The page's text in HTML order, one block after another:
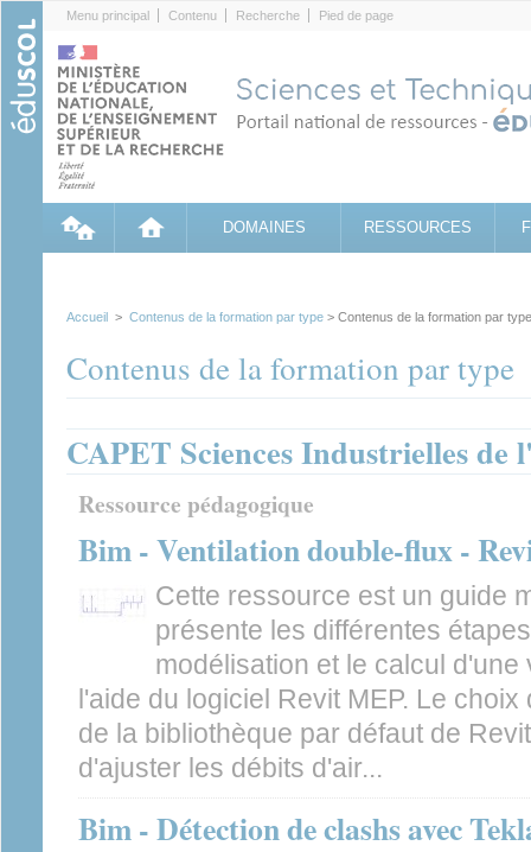
Menu principal Contenu Recherche Pied de page
DOMAINES RESSOURCES
Accueil > Contenus de la formation par type > Contenus de la formation par type
Contenus de la formation par type
CAPET Sciences Industrielles
Ressource pédagogique
Bim - Ventilation double-flux -
Cette ressource est un guide
présente les différentes
modélisation et le calcul
l'aide du logiciel Revit MEP. Le
de la bibliothèque par défaut de
d'ajuster les débits d'air...
Bim - Détection de clashs avec